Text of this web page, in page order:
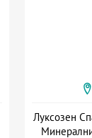
Луксозен